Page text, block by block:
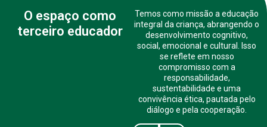
O espaço como
terceiro educador
Temos como missão a educação
integral da criança, abrangendo o
desenvolvimento cognitivo,
social, emocional e cultural. Isso
se reflete em nosso
compromisso com a
responsabilidade,
sustentabilidade e uma
convivência ética, pautada pelo
diálogo e pela cooperação.